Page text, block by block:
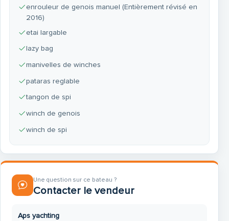
enrouleur de genois manuel (Entièrement révisé en
2016)
etai largable
lazy bag
manivelles de winches
pataras reglable
tangon de spi
winch de genois
winch de spi
Une question sur ce bateau ?
Contacter le vendeur
Aps yachting